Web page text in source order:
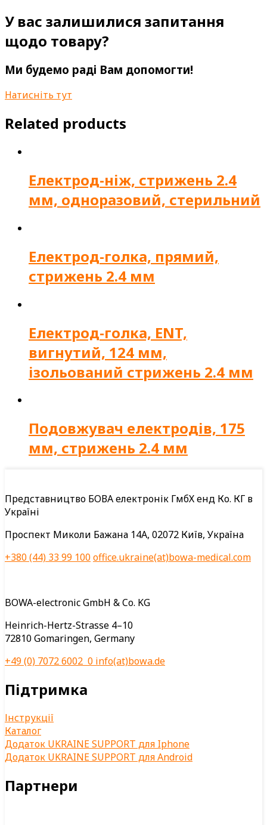
У вас залишилися запитання
щодо товару?
Ми будемо раді Вам допомогти!
Натисніть тут
Related products
Електрод-ніж, стрижень 2.4
мм, одноразовий, стерильний
Електрод-голка, прямий,
стрижень 2.4 мм
Електрод-голка, ENT,
вигнутий, 124 мм,
ізольований стрижень 2.4 мм
Подовжувач електродів, 175
мм, стрижень 2.4 мм
Представництво БОВА електронік ГмбХ енд Ко. КГ в
Україні
Проспект Миколи Бажана 14А, 02072 Київ, Україна
+380 (44) 33 99 100office.ukraine(at)bowa-medical.com
BOWA-electronic GmbH & Co. KG
Heinrich-Hertz-Strasse 4–10
72810 Gomaringen, Germany
+49 (0) 7072 6002 0 info(at)bowa.de
Підтримка
Інструкції
Каталог
Додаток UKRAINE SUPPORT для Iphone
Додаток UKRAINE SUPPORT для Android
Партнери